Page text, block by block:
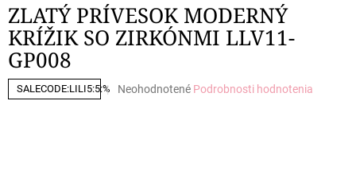
ZLATÝ PRÍVESOK MODERNÝ
KRÍŽIK SO ZIRKÓNMI LLV11-
GP008
SALECODE:LILI5:5:%
Priemerné
Neohodnotené Podrobnosti hodnotenia